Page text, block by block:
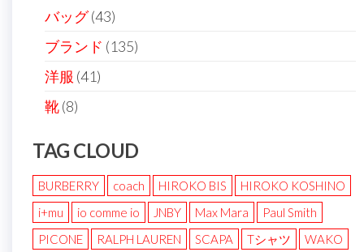
バッグ(43)
ブランド (135)
洋服 (41)
靴(8)
TAG CLOUD
BURBERRY coach HIROKO BIS
HIROKO KOSHINO
i+mu
io comme io JNBY Max Mara
Paul Smith
PICONE
RALPH LAUREN SCAPA Tシャツ
WAKO